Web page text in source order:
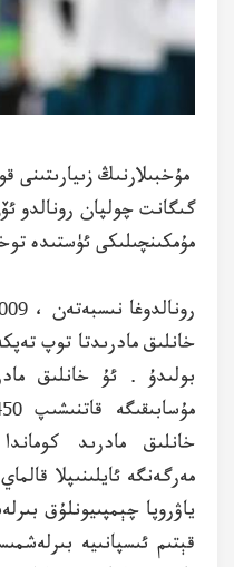
مۇخبىلارنىڭ زىيارىتىنى
گىگانت چولپان رونالدو
مۇمكىنچىلىكى ئۈستىدە
خانلىق مادرىدتا توپ
خانلىق مادرىد
مەرگەنگە ئايلىنىپلا
ياۋروپا چېمپىيونلۇق
قېتىم ئىسپانىيە